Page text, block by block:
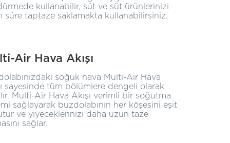
kullanabilir, süt ve süt ürünlerinizi
süre taptaze saklamakta kullanabilirsiniz.
Air Hava Akışı
soğuk hava Multi-Air Hava
sayesinde tüm bölümlere dengeli olarak
Multi-Air Hava Akışı verimli bir soğutma
sağlayarak buzdolabının her köşesini eşit
ve yiyeceklerinizi daha uzun taze
sağlar.